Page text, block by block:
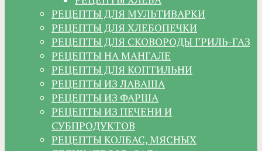
РЕЦЕПТЫ ДЛЯ МУЛЬТИВАРКИ
РЕЦЕПТЫ ДЛЯ ХЛЕБОПЕЧКИ
РЕЦЕПТЫ ДЛЯ СКОВОРОДЫ ГРИЛЬ-ГАЗ
РЕЦЕПТЫ НА МАНГАЛЕ
РЕЦЕПТЫ ДЛЯ КОПТИЛЬНИ
РЕЦЕПТЫ ИЗ ЛАВАША
РЕЦЕПТЫ ИЗ ФАРША
РЕЦЕПТЫ ИЗ ПЕЧЕНИ И
СУБПРОДУКТОВ
РЕЦЕПТЫ КОЛБАС, МЯСНЫХ